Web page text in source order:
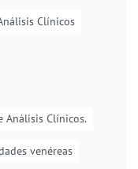
Clínicos
Análisis Clínicos.
venéreas